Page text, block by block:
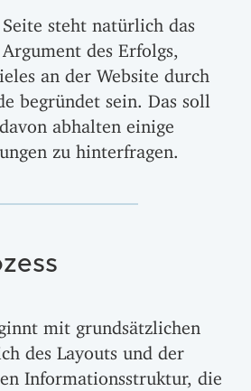
steht natürlich das
des Erfolgs,
an der Website durch
begründet sein. Das soll
abhalten einige
zu hinterfragen.
mit grundsätzlichen
des Layouts und der
Informationsstruktur, die